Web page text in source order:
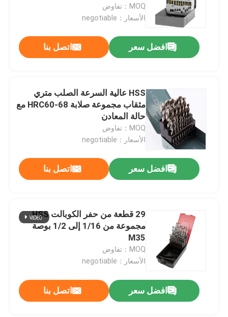
MOQ：تفاوض
الأسعار：negotiable
افضل سعر اتصل بنا
HSS عالية السرعة الصلب متري
مثقاب مجموعة صلابة HRC60-68 مع
حالة المعادن
MOQ：تفاوض
الأسعار：negotiable
افضل سعر اتصل بنا
29 قطعة من حفر الكوبالت HSS
مجموعة من 1/16 إلى 1/2 بوصة
M35
MOQ：تفاوض
الأسعار：negotiable
افضل سعر اتصل بنا